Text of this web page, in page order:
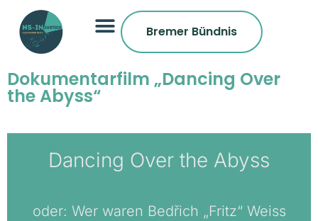
Bremer Bündnis
Dokumentarfilm „Dancing Over
the Abyss“
Dancing Over the Abyss
oder: Wer waren Bedřich „Fritz“ Weiss